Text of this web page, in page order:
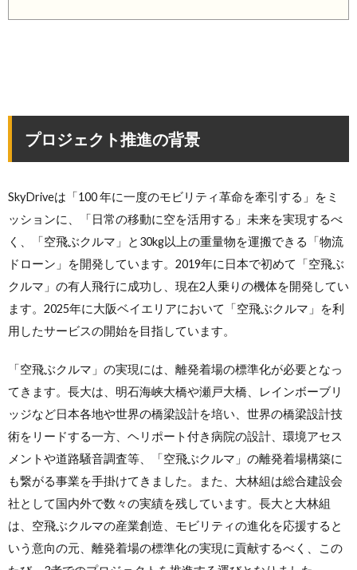
プロジェクト推進の背景
SkyDriveは「100 年に一度のモビリティ革命を牽引する」をミ
ッションに、「日常の移動に空を活用する」未来を実現するべ
く、「空飛ぶクルマ」と30kg以上の重量物を運搬できる「物流
ドローン」を開発しています。2019年に日本で初めて「空飛ぶ
クルマ」の有人飛行に成功し、現在2人乗りの機体を開発してい
ます。2025年に大阪ベイエリアにおいて「空飛ぶクルマ」を利
用したサービスの開始を目指しています。
「空飛ぶクルマ」の実現には、離発着場の標準化が必要となっ
てきます。長大は、明石海峡大橋や瀬戸大橋、レインボーブリ
ッジなど日本各地や世界の橋梁設計を培い、世界の橋梁設計技
術をリードする一方、ヘリポート付き病院の設計、環境アセス
メントや道路騒音調査等、「空飛ぶクルマ」の離発着場構築に
も繋がる事業を手掛けてきました。また、大林組は総合建設会
社として国内外で数々の実績を残しています。長大と大林組
は、空飛ぶクルマの産業創造、モビリティの進化を応援すると
いう意向の元、離発着場の標準化の実現に貢献するべく、この